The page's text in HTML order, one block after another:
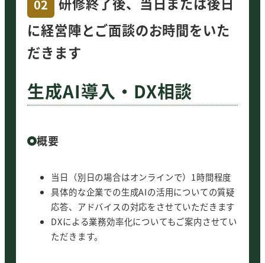
研修場所をご用意願います
プロジェクター（HDMI）とホワイトボード
（またはそれに類するもの）をご用意願います
録画・録音はご遠慮願います（逆に株式会社週
休3日で録音・録画させていただくことがあり
生成AIの企業での活用を想定した研
修ですので、学術的な研修にならず
実践的です。
生成AIにより事業環境がどう変わる
02
に経営陣とご面談のお時間をいた
だきます
生成AI導入・DX相談
概要
当日（別日の場合はオンラインで）1時間程度
具体的な企業での生成AIの活用についての質疑
応答、アドバイスの対応をさせていただきます
DXによる業務効率化についてもご案内させてい
ただきます。